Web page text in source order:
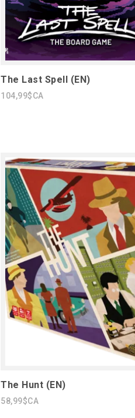
The Last Spell (EN)
104,99$CA
The Hunt (EN)
58,99$CA